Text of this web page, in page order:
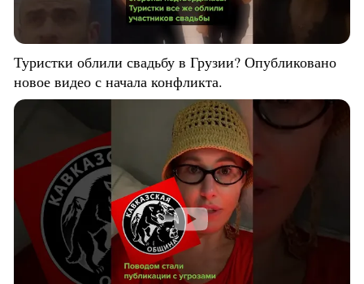
Туристки облили свадьбу в Грузии? Опубликовано
новое видео с начала конфликта.